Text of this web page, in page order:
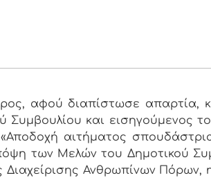
αφού διαπίστωσε απαρτία,
Συμβουλίου και εισηγούμενος
«Αποδοχή αιτήματος
των Μελών του Δημοτικού
Διαχείρισης Ανθρωπίνων Πόρων,